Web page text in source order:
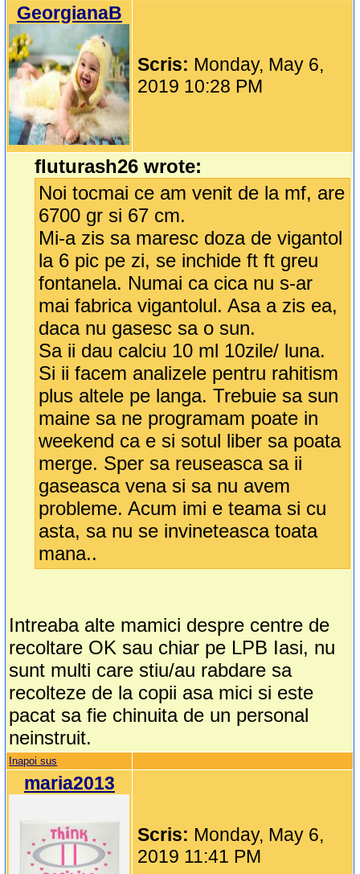
GeorgianaB
Scris: Monday, May 6,
2019 10:28 PM
fluturash26 wrote:
Noi tocmai ce am venit de la mf, are
6700 gr si 67 cm.
Mi-a zis sa maresc doza de vigantol
la 6 pic pe zi, se inchide ft ft greu
fontanela. Numai ca cica nu s-ar
mai fabrica vigantolul. Asa a zis ea,
daca nu gasesc sa o sun.
Sa ii dau calciu 10 ml 10zile/ luna.
Si ii facem analizele pentru rahitism
plus altele pe langa. Trebuie sa sun
maine sa ne programam poate in
weekend ca e si sotul liber sa poata
merge. Sper sa reuseasca sa ii
gaseasca vena si sa nu avem
probleme. Acum imi e teama si cu
asta, sa nu se invineteasca toata
mana..
Intreaba alte mamici despre centre de
recoltare OK sau chiar pe LPB Iasi, nu
sunt multi care stiu/au rabdare sa
recolteze de la copii asa mici si este
pacat sa fie chinuita de un personal
neinstruit.
Inapoi sus
maria2013
Scris: Monday, May 6,
2019 11:41 PM